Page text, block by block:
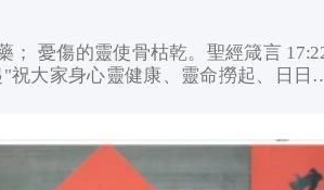
天所遇到的每一個人早日信耶穌
； 憂傷的靈使骨枯乾。聖經箴言
祝大家身心靈健康、靈命撈起、日日